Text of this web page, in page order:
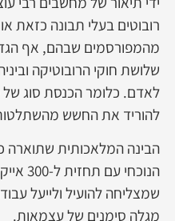
רובוטים בעלי תבונה כזאת
מהמפורסמים שבהם, אף
שלושת חוקי הרובוטיקה
לאדם. כלומר הכנסת סוג
להוריד את החשש מהשתלטות
שמצליחה להועיל ולייעל
מגלה סימנים של עצמאות.